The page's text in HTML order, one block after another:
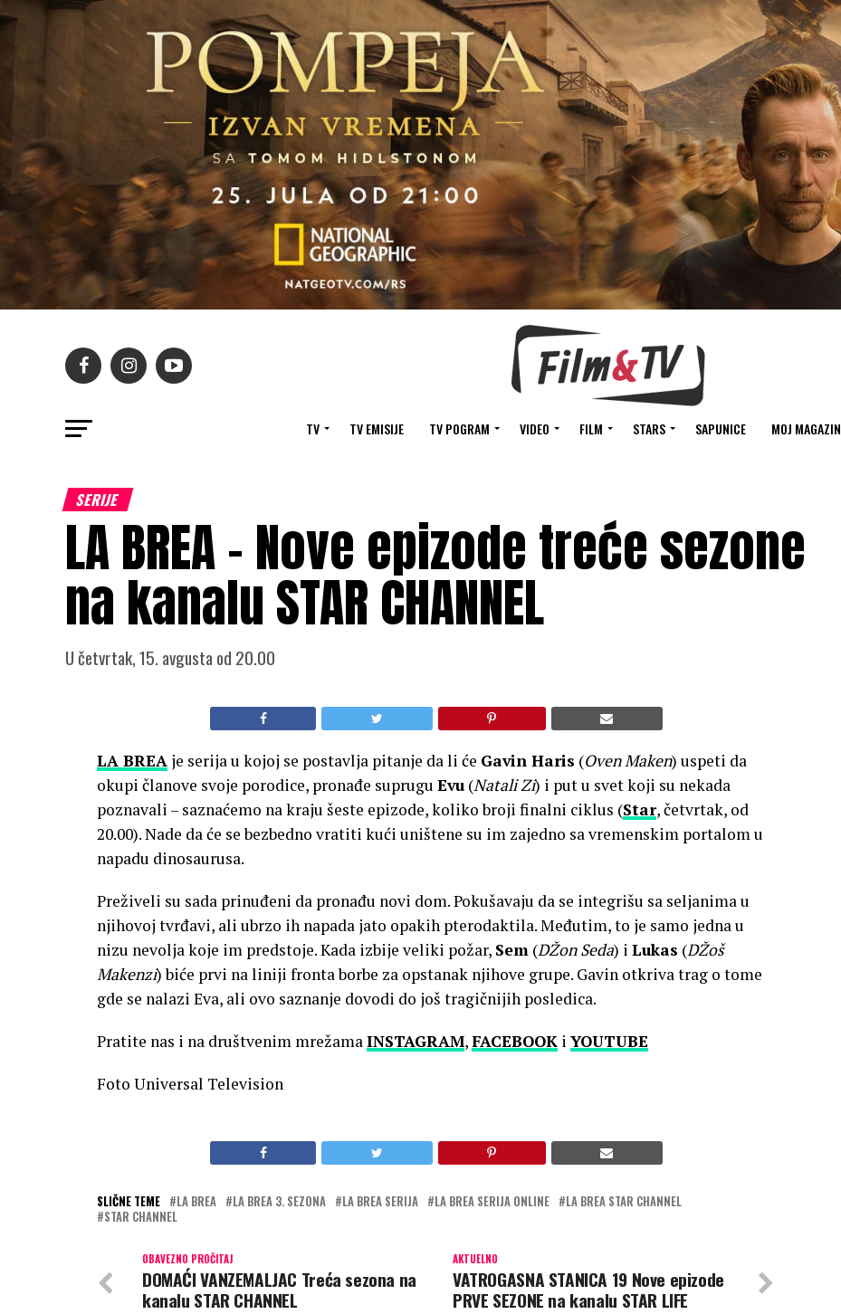
TV TV EMISIJE TV POGRAM VIDEO FILM STARS SAPUNICE MOJ MAGAZIN
SERIJE
LA BREA – Nove epizode treće sezone
na kanalu STAR CHANNEL
U četvrtak, 15. avgusta od 20.00
LA BREA je serija u kojoj se postavlja pitanje da li će Gavin Haris (Oven Maken) uspeti da
okupi članove svoje porodice, pronađe suprugu Evu (Natali Zi) i put u svet koji su nekada
poznavali – saznaćemo na kraju šeste epizode, koliko broji finalni ciklus (Star, četvrtak, od
20.00). Nade da će se bezbedno vratiti kući uništene su im zajedno sa vremenskim portalom u
napadu dinosaurusa.
Preživeli su sada prinuđeni da pronađu novi dom. Pokušavaju da se integrišu sa seljanima u
njihovoj tvrđavi, ali ubrzo ih napada jato opakih pterodaktila. Međutim, to je samo jedna u
nizu nevolja koje im predstoje. Kada izbije veliki požar, Sem (DŽon Seda) i Lukas (DŽoš
Makenzi) biće prvi na liniji fronta borbe za opstanak njihove grupe. Gavin otkriva trag o tome
gde se nalazi Eva, ali ovo saznanje dovodi do još tragičnijih posledica.
Pratite nas i na društvenim mrežamaINSTAGRAM,FACEBOOK i YOUTUBE
Foto Universal Television
SLIČNE TEME LA BREA LA BREA 3. SEZONA LA BREA SERIJA LA BREA SERIJA ONLINE
LA BREA STAR CHANNEL
STAR CHANNEL
AKTUELNO
VATROGASNA STANICA 19 Nove epizode
PRVE SEZONE na kanalu STAR LIFE
OBAVEZNO PROČITAJ
DOMAĆI VANZEMALJAC Treća sezona na
kanalu STAR CHANNEL